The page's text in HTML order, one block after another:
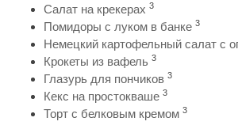
Салат на крекерах 3
Помидоры с луком в банке 3
Немецкий картофельный салат с
Крокеты из вафель 3
Глазурь для пончиков 3
Кекс на простокваше 3
Торт с белковым кремом 3